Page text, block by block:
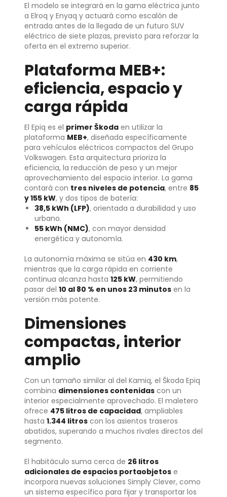
El modelo se integrará en la gama eléctrica junto
a Elroq y Enyaq y actuará como escalón de
entrada antes de la llegada de un futuro SUV
eléctrico de siete plazas, previsto para reforzar la
oferta en el extremo superior.
Plataforma MEB+:
eficiencia, espacio y
carga rápida
El Epiq es el primer Škoda en utilizar la
plataforma MEB+, diseñada específicamente
para vehículos eléctricos compactos del Grupo
Volkswagen. Esta arquitectura prioriza la
eficiencia, la reducción de peso y un mejor
aprovechamiento del espacio interior. La gama
contará con tres niveles de potencia, entre 85
y 155 kW, y dos tipos de batería:
38,5 kWh (LFP), orientada a durabilidad y uso
urbano.
55 kWh (NMC), con mayor densidad
energética y autonomía.
La autonomía máxima se sitúa en 430 km,
mientras que la carga rápida en corriente
continua alcanza hasta 125 kW, permitiendo
pasar del 10 al 80 % en unos 23 minutos en la
versión más potente.
Dimensiones
compactas, interior
amplio
Con un tamaño similar al del Kamiq, el Škoda Epiq
combina dimensiones contenidas con un
interior especialmente aprovechado. El maletero
ofrece 475 litros de capacidad, ampliables
hasta 1.344 litros con los asientos traseros
abatidos, superando a muchos rivales directos del
segmento.
El habitáculo suma cerca de 26 litros
adicionales de espacios portaobjetos e
incorpora nuevas soluciones Simply Clever, como
un sistema específico para fijar y transportar los